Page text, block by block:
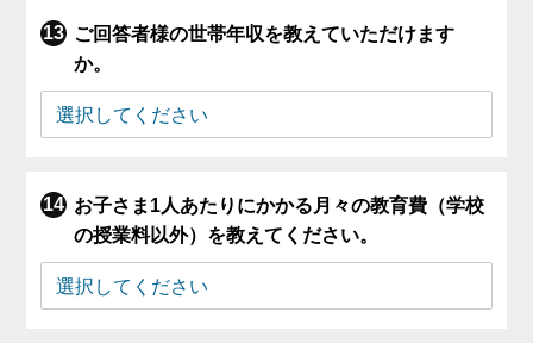
ご回答者様の世帯年収を教えていただけます
か。
お子さま1人あたりにかかる月々の教育費（学校
の授業料以外）を教えてください。